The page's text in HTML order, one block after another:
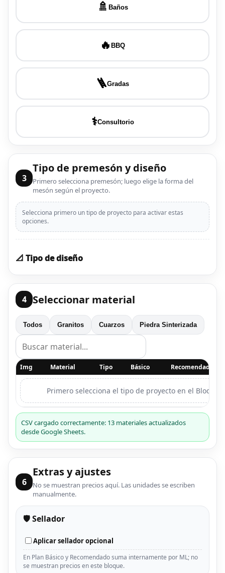
🚿 Baños
🔥 BBQ
🪜Gradas
⚕️Consultorio
3
Tipo de premesón y diseño
Primero selecciona premesón; luego elige la forma del
mesón según el proyecto.
Selecciona primero un tipo de proyecto para activar estas
opciones.
📐 Tipo de diseño
4 Seleccionar material
Todos Granitos Cuarzos Piedra Sinterizada
Img Material Tipo Básico Recomendado
Primero selecciona el tipo de proyecto en el Bloque
CSV cargado correctamente: 13 materiales actualizados
desde Google Sheets.
6
Extras y ajustes
No se muestran precios aquí. Las unidades se escriben
manualmente.
🛡️ Sellador
Aplicar sellador opcional
En Plan Básico y Recomendado suma internamente por ML; no
se muestran precios en este bloque.